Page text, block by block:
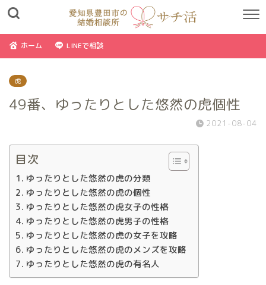
ホーム LINEで相談
虎
49番、ゆったりとした悠然の虎個性
2021-08-04
目次
ゆったりとした悠然の虎の分類
ゆったりとした悠然の虎の個性
ゆったりとした悠然の虎女子の性格
ゆったりとした悠然の虎男子の性格
ゆったりとした悠然の虎の女子を攻略
ゆったりとした悠然の虎のメンズを攻略
ゆったりとした悠然の虎の有名人